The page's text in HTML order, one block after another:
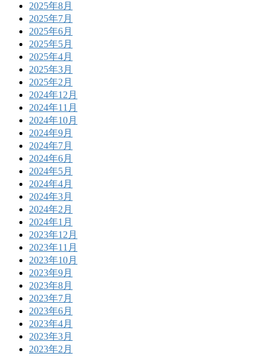
2025年8月
2025年7月
2025年6月
2025年5月
2025年4月
2025年3月
2025年2月
2024年12月
2024年11月
2024年10月
2024年9月
2024年7月
2024年6月
2024年5月
2024年4月
2024年3月
2024年2月
2024年1月
2023年12月
2023年11月
2023年10月
2023年9月
2023年8月
2023年7月
2023年6月
2023年4月
2023年3月
2023年2月